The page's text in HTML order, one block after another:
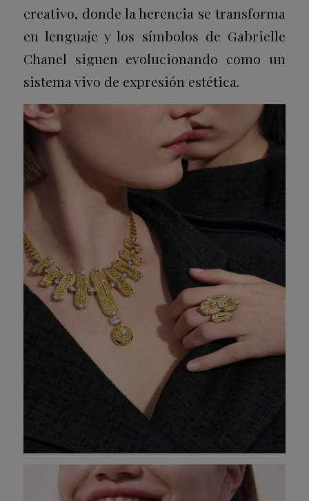
creativo, donde la herencia se transforma
en lenguaje y los símbolos de Gabrielle
Chanel siguen evolucionando como un
sistema vivo de expresión estética.